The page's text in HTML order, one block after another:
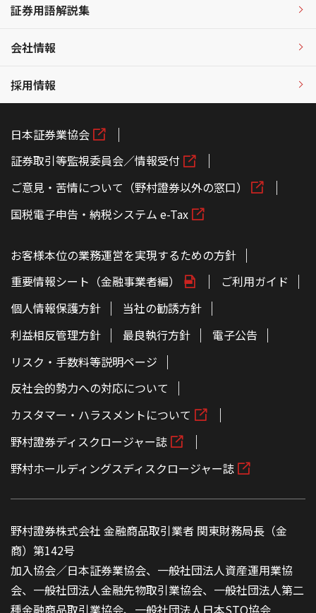
証券用語解説集
会社情報
採用情報
日本証券業協会
証券取引等監視委員会／情報受付
ご意見・苦情について（野村證券以外の窓口）
国税電子申告・納税システム e-Tax
お客様本位の業務運営を実現するための方針
重要情報シート（金融事業者編）
ご利用ガイド
個人情報保護方針
当社の勧誘方針
利益相反管理方針
最良執行方針
電子公告
リスク・手数料等説明ページ
反社会的勢力への対応について
カスタマー・ハラスメントについて
野村證券ディスクロージャー誌
野村ホールディングスディスクロージャー誌
野村證券株式会社 金融商品取引業者 関東財務局長（金
商）第142号
加入協会／日本証券業協会、一般社団法人資産運用業協
会、一般社団法人金融先物取引業協会、一般社団法人第二